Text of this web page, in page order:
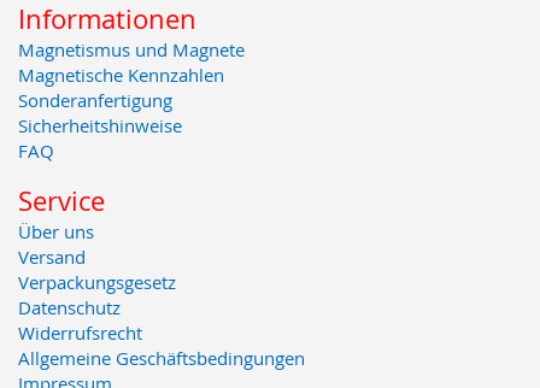
Informationen
Magnetismus und Magnete
Magnetische Kennzahlen
Sonderanfertigung
Sicherheitshinweise
FAQ
Service
Über uns
Versand
Verpackungsgesetz
Datenschutz
Widerrufsrecht
Allgemeine Geschäftsbedingungen
Impressum